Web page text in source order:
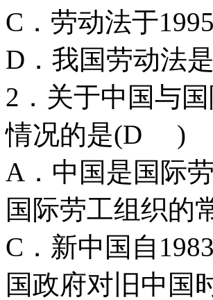
C．劳动法于
D．我国劳动法
2．关于中国与
情况的是(D )
A．中国是国
国际劳工组织的
C．新中国自
国政府对旧中国